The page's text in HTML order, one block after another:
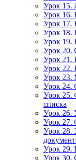
Урок 15.
Урок 16.
Урок 17.
Урок 18.
Урок 19.
Урок 20.
Урок 21.
Урок 22.
Урок 23.
Урок 24.
Урок 25.
списка
Урок 26.
Урок 27.
Урок 28.
Урок 29.
Урок 30.